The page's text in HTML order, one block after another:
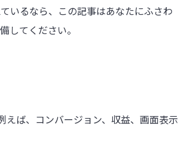
いるなら、この記事はあなたにふさわ
してください。
ば、コンバージョン、収益、画面表示